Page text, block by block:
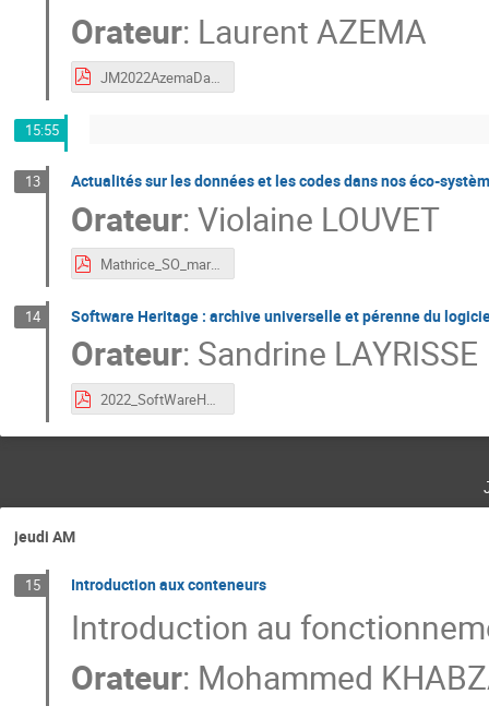
Orateur: Laurent AZEMA
JM2022AzemaDatacentresLabellises.pdf
15:55
13 Actualités sur les données et les codes dans nos éco-
Orateur:Violaine LOUVET
Mathrice_SO_mars2022.pdf
14 Software Heritage : archive universelle et pérenne du
Orateur: Sandrine LAYRISSE
2022_SoftWareHeritage_JM_IMT.pdf
jeudi AM
15 Introduction aux conteneurs
Introduction au
Orateur: Mohammed